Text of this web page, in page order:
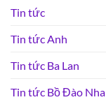
Tin tức
Tin tức Anh
Tin tức Ba Lan
Tin tức Bồ Đào Nha